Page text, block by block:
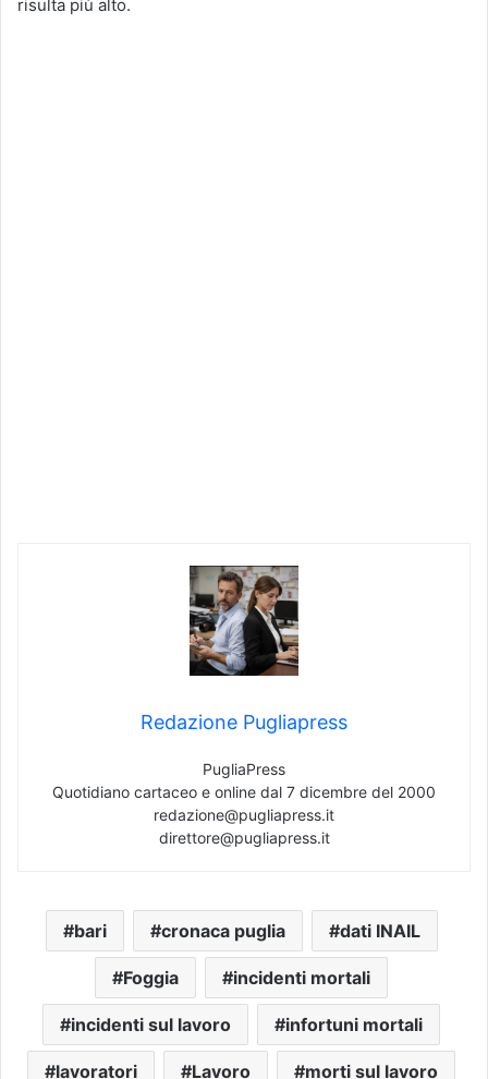
risulta più alto.
Redazione Pugliapress
PugliaPress
Quotidiano cartaceo e online dal 7 dicembre del 2000
redazione@pugliapress.it
direttore@pugliapress.it
bari cronaca puglia dati INAIL
Foggia incidenti mortali
incidenti sul lavoro infortuni mortali
lavoratori Lavoro morti sul lavoro